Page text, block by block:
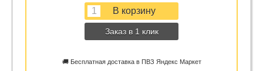
Заказ в 1 клик
🚚 Бесплатная доставка в ПВЗ Яндекс Маркет